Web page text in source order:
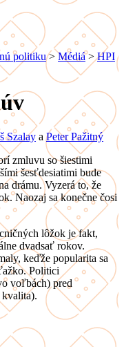
politiku>Médiá>HPI
Szalay aPeter Pažitný
zmluvu so šiestimi
šesťdesiatimi bude
drámu. Vyzerá to, že
Naozaj sa konečne čosi
lôžok je fakt,
dvadsať rokov.
keďže popularita sa
Politici
voľbách) pred